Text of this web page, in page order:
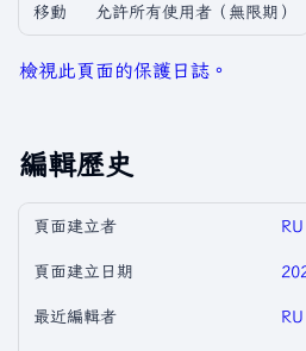
移動 允許所有使用者​（無限期）
檢視此頁面的保護日誌。
編輯歷史
頁面建立者 RU
頁面建立日期
最近編輯者 RU